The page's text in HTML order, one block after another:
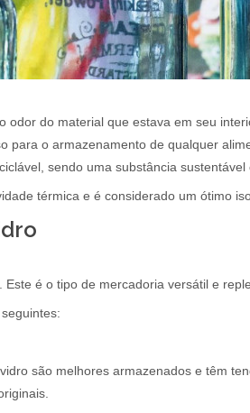
odor do material que estava em seu
para o armazenamento de qualquer
sendo uma substância
térmica e é considerado um ótimo
Este é o tipo de mercadoria versátil e
são melhores armazenados e têm